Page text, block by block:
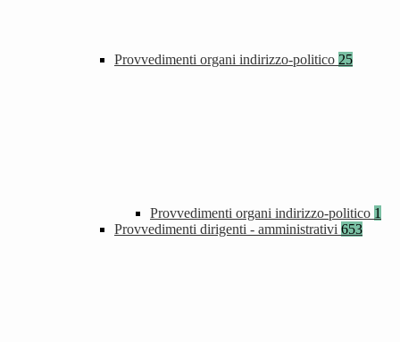
Provvedimenti organi indirizzo-politico 25
Provvedimenti organi indirizzo-politico 1
Provvedimenti dirigenti - amministrativi 653